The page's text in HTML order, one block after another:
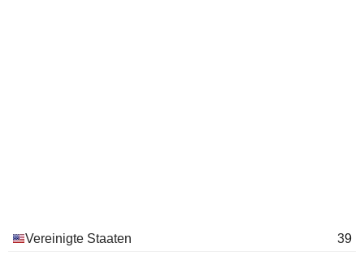
Vereinigte Staaten
39